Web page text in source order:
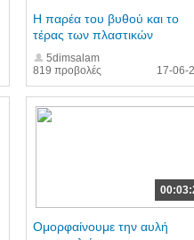
819 προβολές
Η παρέα του βυθού και το
τέρας των πλαστικών
5dimsalam
17-06-
Ομορφαίνουμε την αυλή